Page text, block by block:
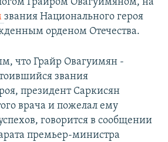
Грайром Овагуимяном, на
звания Национального героя
орденом Отечества.
что Грайр Овагуимян -
звания
президент Саркисян
врача и пожелал ему
говорится в сообщении
премьер-министра